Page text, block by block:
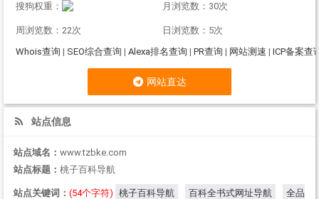
搜狗权重： 月浏览数：30次
周浏览数：22次
日浏览数：5次
Whois查询 | SEO综合查询 | Alexa排名查询 | PR查询 | 网站测速 | ICP备案查
网站直达
站点信息
站点域名： www.tzbke.com
站点标题： 桃子百科导航
站点关键词： (54个字符) 桃子百科导航 百科全书式网址导航 全品